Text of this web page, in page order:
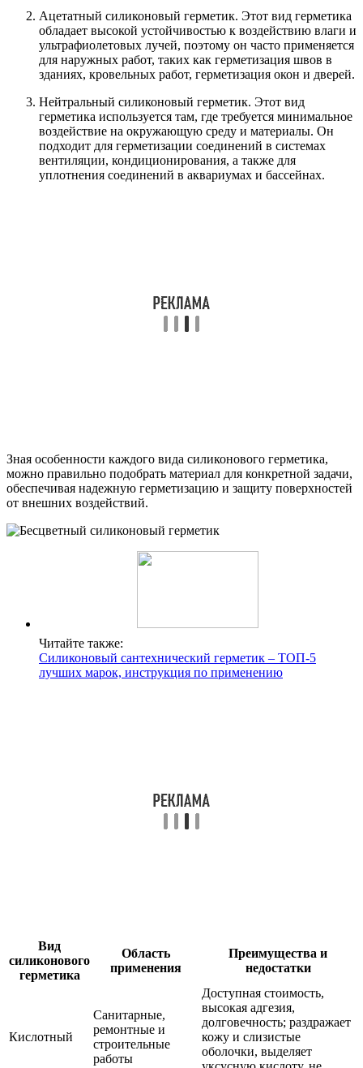
Ацетатный силиконовый герметик. Этот вид герметика
обладает высокой устойчивостью к воздействию влаги и
ультрафиолетовых лучей, поэтому он часто применяется
для наружных работ, таких как герметизация швов в
зданиях, кровельных работ, герметизация окон и дверей.
Нейтральный силиконовый герметик. Этот вид
герметика используется там, где требуется минимальное
воздействие на окружающую среду и материалы. Он
подходит для герметизации соединений в системах
вентиляции, кондиционирования, а также для
уплотнения соединений в аквариумах и бассейнах.
Зная особенности каждого вида силиконового герметика,
можно правильно подобрать материал для конкретной задачи,
обеспечивая надежную герметизацию и защиту поверхностей
от внешних воздействий.
Читайте также:
Силиконовый сантехнический герметик – ТОП-5
лучших марок, инструкция по применению
Вид
силиконового
герметика
Область
применения
Преимущества и
недостатки
Кислотный
Санитарные,
ремонтные и
строительные
работы
Доступная стоимость,
высокая адгезия,
долговечность; раздражает
кожу и слизистые
оболочки, выделяет